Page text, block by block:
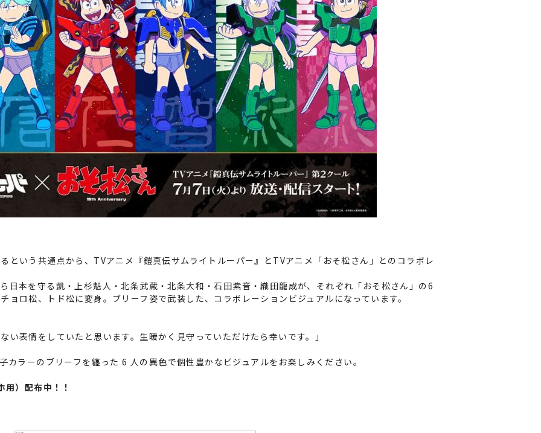
という共通点から、TVアニメ『鎧真伝サムライトルーパー』とTVアニメ「おそ松さん」とのコラボレ
日本を守る凱・上杉魁人・北条武蔵・北条大和・石田紫音・織田龍成が、それぞれ「おそ松さん」の6
ョロ松、トド松に変身。ブリーフ姿で武装した、コラボレーションビジュアルになっています。
い表情をしていたと思います。生暖かく見守っていただけたら幸いです。」
カラーのブリーフを纏った 6 人の異色で個性豊かなビジュアルをお楽しみください。
用）配布中！！